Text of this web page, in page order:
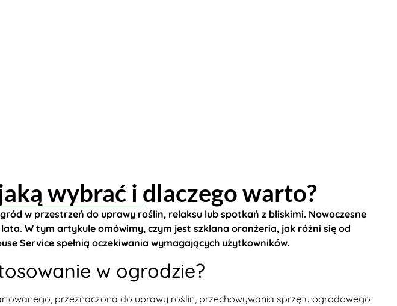
wybrać i dlaczego warto?
w przestrzeń do uprawy roślin, relaksu lub spotkań z bliskimi. Nowoczesne
W tym artykule omówimy, czym jest szklana oranżeria, jak różni się od
Service spełnią oczekiwania wymagających użytkowników.
w ogrodzie?
przeznaczona do uprawy roślin, przechowywania sprzętu ogrodowego